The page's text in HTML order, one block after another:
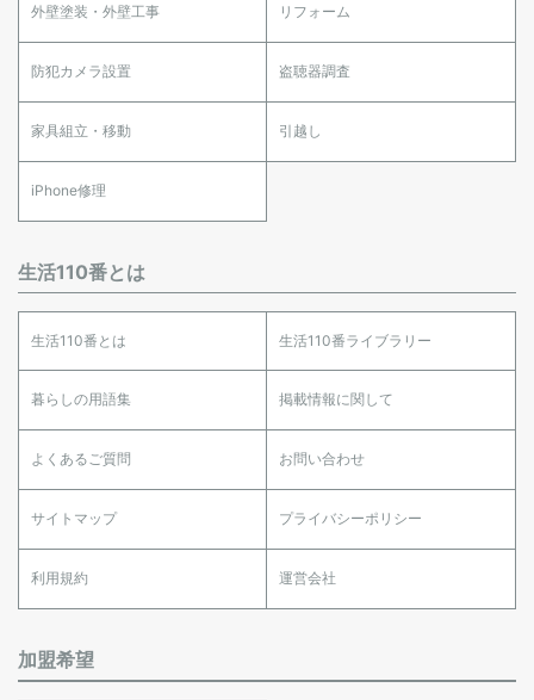
外壁塗装・外壁工事 リフォーム
防犯カメラ設置 盗聴器調査
家具組立・移動 引越し
iPhone修理
生活110番とは
生活110番とは 生活110番ライブラリー
暮らしの用語集 掲載情報に関して
よくあるご質問 お問い合わせ
サイトマップ プライバシーポリシー
利用規約 運営会社
加盟希望